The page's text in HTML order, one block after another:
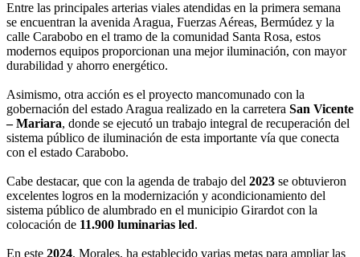
Entre las principales arterias viales atendidas en la primera semana
se encuentran la avenida Aragua, Fuerzas Aéreas, Bermúdez y la
calle Carabobo en el tramo de la comunidad Santa Rosa, estos
modernos equipos proporcionan una mejor iluminación, con mayor
durabilidad y ahorro energético.
Asimismo, otra acción es el proyecto mancomunado con la
gobernación del estado Aragua realizado en la carretera San Vicente
– Mariara, donde se ejecutó un trabajo integral de recuperación del
sistema público de iluminación de esta importante vía que conecta
con el estado Carabobo.
Cabe destacar, que con la agenda de trabajo del 2023 se obtuvieron
excelentes logros en la modernización y acondicionamiento del
sistema público de alumbrado en el municipio Girardot con la
colocación de 11.900 luminarias led.
En este 2024, Morales, ha establecido varias metas para ampliar las